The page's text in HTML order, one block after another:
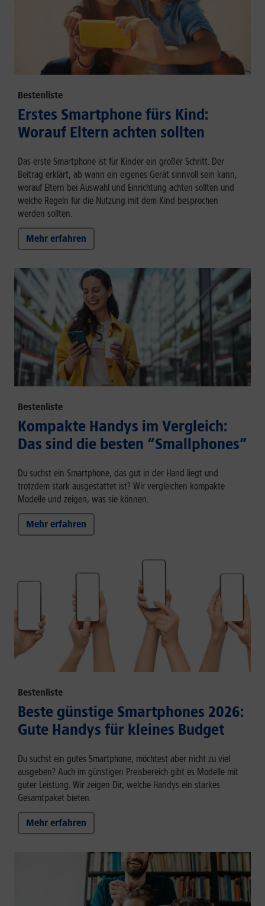
Bestenliste
Erstes Smartphone fürs Kind:
Worauf Eltern achten sollten
Das erste Smartphone ist für Kinder ein großer Schritt. Der
Beitrag erklärt, ab wann ein eigenes Gerät sinnvoll sein kann,
worauf Eltern bei Auswahl und Einrichtung achten sollten und
welche Regeln für die Nutzung mit dem Kind besprochen
werden sollten.
Mehr erfahren
Bestenliste
Kompakte Handys im Vergleich:
Das sind die besten “Smallphones”
Du suchst ein Smartphone, das gut in der Hand liegt und
trotzdem stark ausgestattet ist? Wir vergleichen kompakte
Modelle und zeigen, was sie können.
Mehr erfahren
Bestenliste
Beste günstige Smartphones 2026:
Gute Handys für kleines Budget
Du suchst ein gutes Smartphone, möchtest aber nicht zu viel
ausgeben? Auch im günstigen Preisbereich gibt es Modelle mit
guter Leistung. Wir zeigen Dir, welche Handys ein starkes
Gesamtpaket bieten.
Mehr erfahren